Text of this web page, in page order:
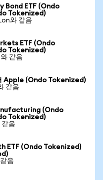
Bond ETF (Ondo
Tokenized)
와 같음
ETF (Ondo
Tokenized)
같음
Apple (Ondo Tokenized)
같음
(Ondo
Tokenized)
같음
ETF (Ondo Tokenized)
음